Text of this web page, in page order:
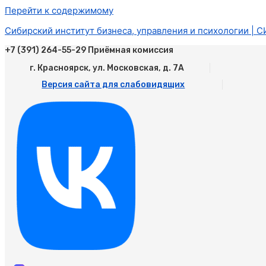
Перейти к содержимому
Сибирский институт бизнеса, управления и психологии |
+7 (391) 264-55-29 Приёмная комиссия
г. Красноярск, ул. Московская, д. 7А
Версия сайта для слабовидящих